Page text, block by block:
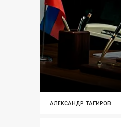
АЛЕКСАНДР ТАГИРОВ